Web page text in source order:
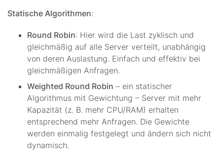
Statische Algorithmen:
Round Robin: Hier wird die Last zyklisch und
gleichmäßig auf alle Server verteilt, unabhängig
von deren Auslastung. Einfach und effektiv bei
gleichmäßigen Anfragen.
Weighted Round Robin – ein statischer
Algorithmus mit Gewichtung – Server mit mehr
Kapazität (z. B. mehr CPU/RAM) erhalten
entsprechend mehr Anfragen. Die Gewichte
werden einmalig festgelegt und ändern sich nicht
dynamisch.